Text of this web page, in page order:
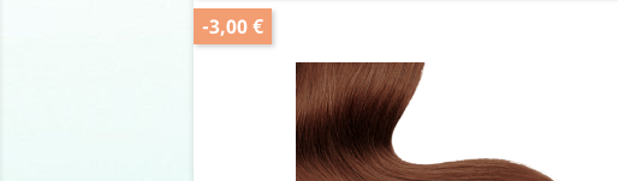
-3,00 €